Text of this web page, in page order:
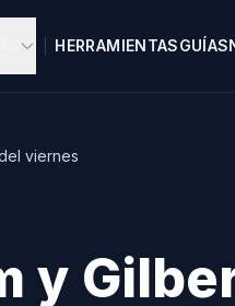
HERRAMIENTASGUÍAS
viernes
y